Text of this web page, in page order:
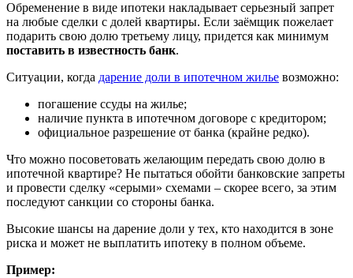
Обременение в виде ипотеки накладывает серьезный запрет
на любые сделки с долей квартиры. Если заёмщик пожелает
подарить свою долю третьему лицу, придется как минимум
поставить в известность банк.
Ситуации, когда дарение доли в ипотечном жилье возможно:
погашение ссуды на жилье;
наличие пункта в ипотечном договоре с кредитором;
официальное разрешение от банка (крайне редко).
Что можно посоветовать желающим передать свою долю в
ипотечной квартире? Не пытаться обойти банковские запреты
и провести сделку «серыми» схемами – скорее всего, за этим
последуют санкции со стороны банка.
Высокие шансы на дарение доли у тех, кто находится в зоне
риска и может не выплатить ипотеку в полном объеме.
Пример: